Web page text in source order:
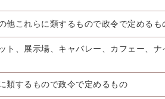
他これらに類するもので政令で定めるも
ト、展示場、キャバレー、カフェー、
類するもので政令で定めるもの